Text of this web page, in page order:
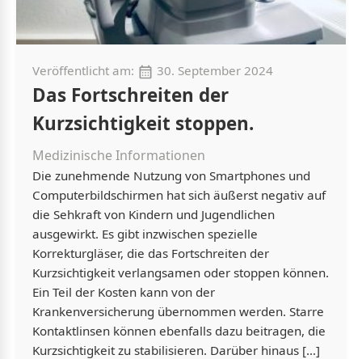
Veröffentlicht am: 30. September 2024
Das Fortschreiten der
Kurzsichtigkeit stoppen.
Medizinische Informationen
Die zunehmende Nutzung von Smartphones und
Computerbildschirmen hat sich äußerst negativ auf
die Sehkraft von Kindern und Jugendlichen
ausgewirkt. Es gibt inzwischen spezielle
Korrekturgläser, die das Fortschreiten der
Kurzsichtigkeit verlangsamen oder stoppen können.
Ein Teil der Kosten kann von der
Krankenversicherung übernommen werden. Starre
Kontaktlinsen können ebenfalls dazu beitragen, die
Kurzsichtigkeit zu stabilisieren. Darüber hinaus […]